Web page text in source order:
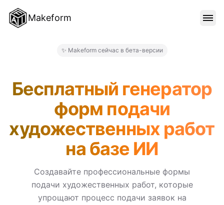
Makeform
ВОЙТИ
✨ Makeform сейчас в бета-версии
Бесплатный генератор
форм подачи
художественных работ
на базе ИИ
Создавайте профессиональные формы
подачи художественных работ, которые
упрощают процесс подачи заявок на